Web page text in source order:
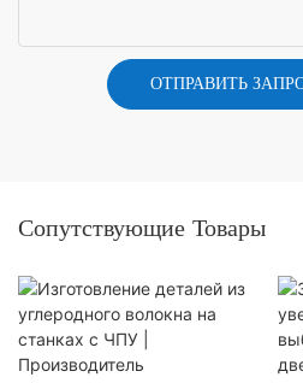
ОТПРАВИТЬ
Сопутствующие Товары